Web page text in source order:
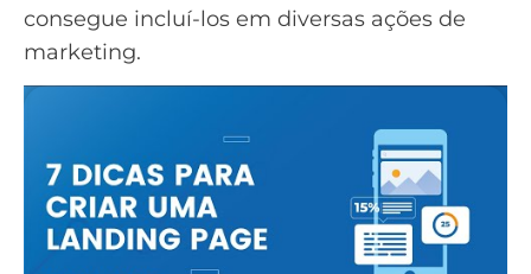
consegue incluí-los em diversas ações de
marketing.